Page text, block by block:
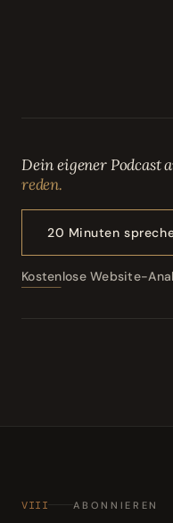
Dein eigener Podcast
reden.
20 Minuten
Kostenlose Website-
VIII ABONNIEREN